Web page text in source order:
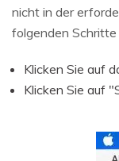
nicht in der
folgenden Schritte
Klicken Sie auf
Klicken Sie auf